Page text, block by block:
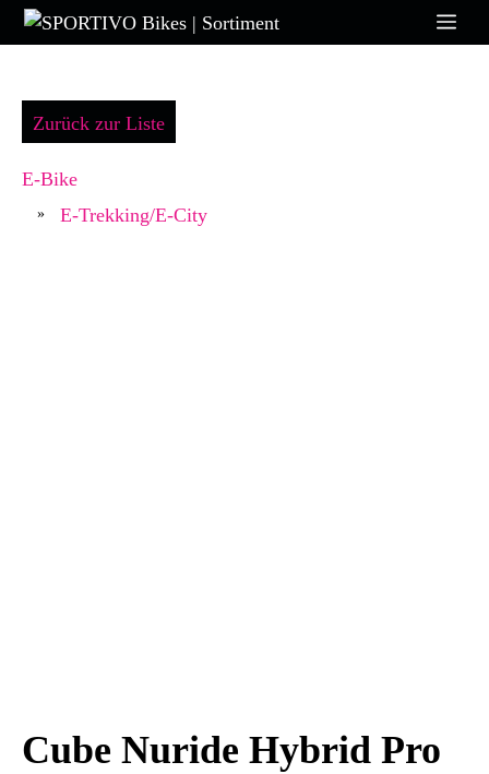
Zum
Inhalt
Zurück zur Liste
E-Bike
» E-Trekking/E-City
Cube Nuride Hybrid Pro